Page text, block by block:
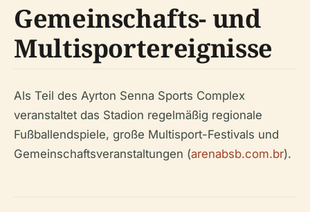
Gemeinschafts- und
Multisportereignisse
Als Teil des Ayrton Senna Sports Complex
veranstaltet das Stadion regelmäßig regionale
Fußballendspiele, große Multisport-Festivals und
Gemeinschaftsveranstaltungen (arenabsb.com.br).